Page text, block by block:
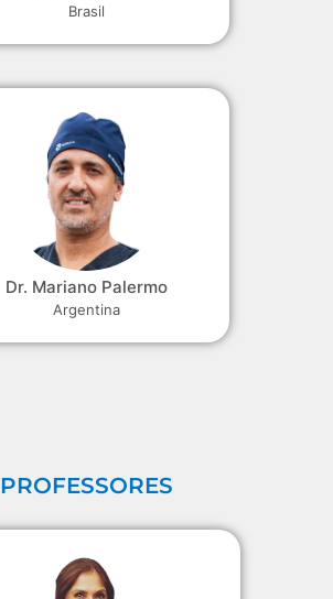
Brasil
Dr. Mariano Palermo
Argentina
PROFESSORES